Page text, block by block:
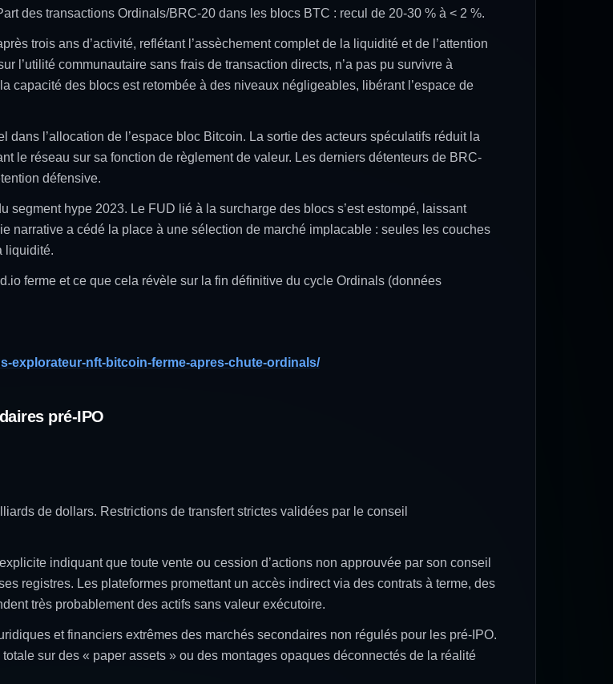
des transactions Ordinals/BRC-20 dans les blocs BTC : recul de 20-30 % à < 2 %.
trois ans d’activité, reflétant l’assèchement complet de la liquidité et de l’attention
l’utilité communautaire sans frais de transaction directs, n’a pas pu survivre à
capacité des blocs est retombée à des niveaux négligeables, libérant l’espace de
dans l’allocation de l’espace bloc Bitcoin. La sortie des acteurs spéculatifs réduit la
le réseau sur sa fonction de règlement de valeur. Les derniers détenteurs de BRC-
défensive.
segment hype 2023. Le FUD lié à la surcharge des blocs s’est estompé, laissant
narrative a cédé la place à une sélection de marché implacable : seules les couches
liquidité.
ferme et ce que cela révèle sur la fin définitive du cycle Ordinals (données
explorateur-nft-bitcoin-ferme-apres-chute-ordinals/
pré-IPO
de dollars. Restrictions de transfert strictes validées par le conseil
indiquant que toute vente ou cession d’actions non approuvée par son conseil
registres. Les plateformes promettant un accès indirect via des contrats à terme, des
très probablement des actifs sans valeur exécutoire.
et financiers extrêmes des marchés secondaires non régulés pour les pré-IPO.
sur des « paper assets » ou des montages opaques déconnectés de la réalité